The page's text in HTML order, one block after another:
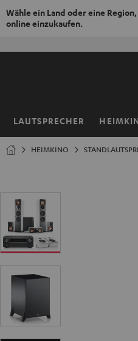
Wähle ein Land oder eine
online einzukaufen.
LAUTSPRECHER
Startseite
HEIMKINO